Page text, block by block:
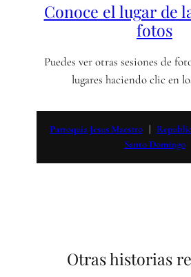
Conoce el lugar de
fotos
Puedes ver otras sesiones de
lugares haciendo clic en
Parroquia Jesus Maestro
   |
Santo Domingo
Otras historias